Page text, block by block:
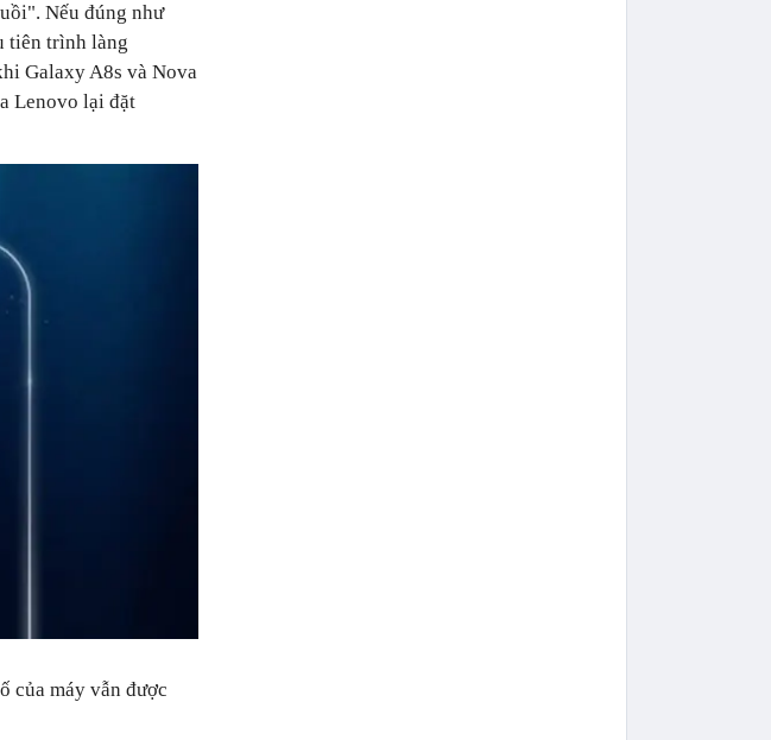
Nếu đúng như
tiên trình làng
Galaxy A8s và Nova
Lenovo lại đặt
của máy vẫn được